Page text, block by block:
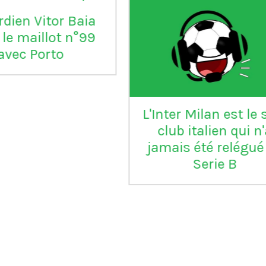
L'Inter Milan est le seul
club italien qui n'a
jamais été relégué en